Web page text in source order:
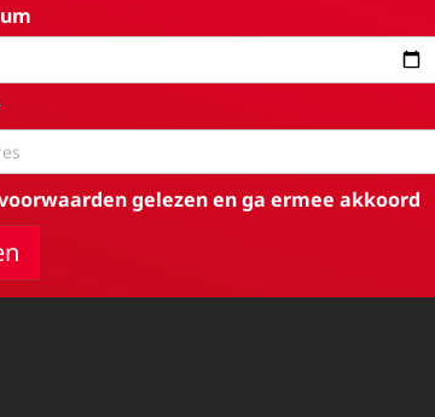
gelezen en ga ermee akkoord